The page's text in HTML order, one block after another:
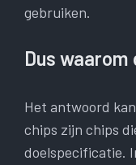
gebruiken.
Dus waarom
Het antwoord
chips zijn chips
doelspecificatie.